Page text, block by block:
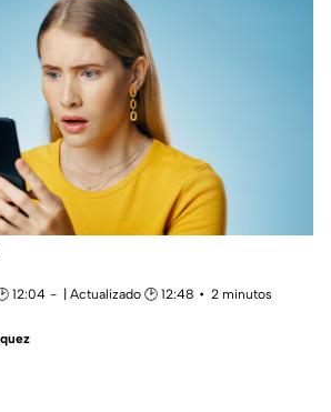
12:04 | Actualizado 🕑 12:48
2 minutos